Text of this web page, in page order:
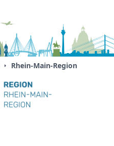
Rhein-Main-Region